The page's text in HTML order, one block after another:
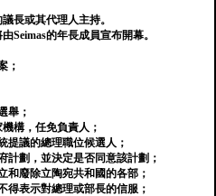
長或其代理人主持。
Seimas的年長成員宣布開幕。
；
舉；
構，任免負責人；
提議的總理職位候選人；
計劃，並決定是否同意該計劃；
和廢除立陶宛共和國的各部；
得表示對總理或部長的信服；